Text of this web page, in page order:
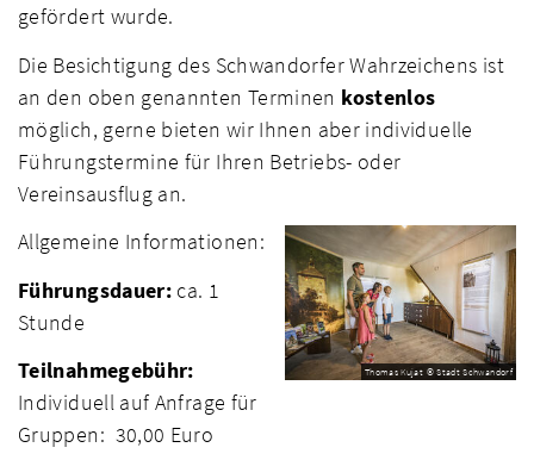
gefördert wurde.
Die Besichtigung des Schwandorfer Wahrzeichens ist
an den oben genannten Terminen kostenlos
möglich, gerne bieten wir Ihnen aber individuelle
Führungstermine für Ihren Betriebs- oder
Vereinsausflug an.
Thomas Kujat © Stadt Schwandorf
Allgemeine Informationen:
Führungsdauer: ca. 1
Stunde
Teilnahmegebühr:
Individuell auf Anfrage für
Gruppen: 30,00 Euro